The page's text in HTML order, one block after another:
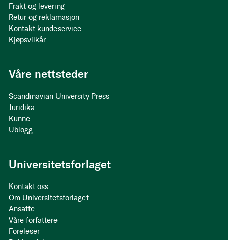
Frakt og levering
Retur og reklamasjon
Kontakt kundeservice
Kjøpsvilkår
Våre nettsteder
Scandinavian University Press
Juridika
Kunne
Ublogg
Universitetsforlaget
Kontakt oss
Om Universitetsforlaget
Ansatte
Våre forfattere
Foreleser